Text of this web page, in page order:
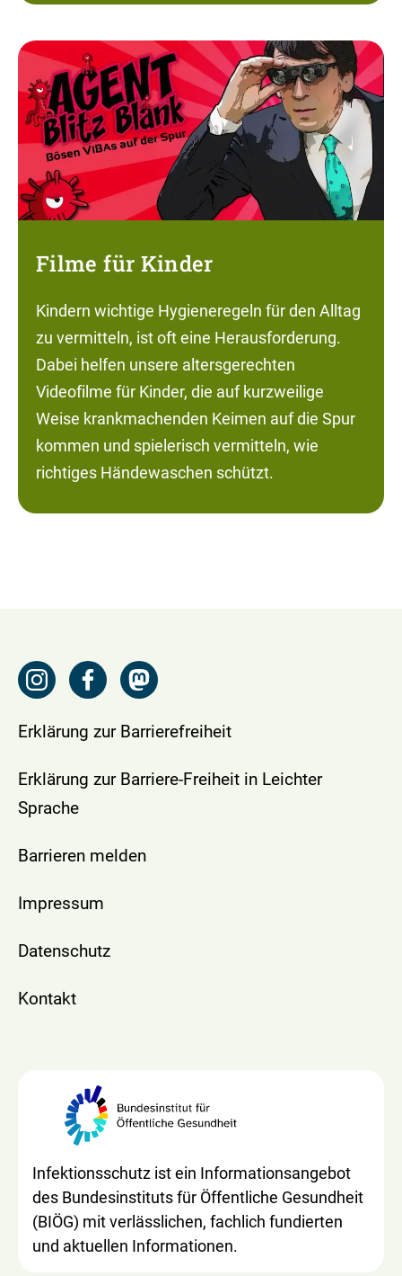
Filme für Kinder
Kindern wichtige Hygieneregeln für den Alltag
zu vermitteln, ist oft eine Herausforderung.
Dabei helfen unsere altersgerechten
Videofilme für Kinder, die auf kurzweilige
Weise krankmachenden Keimen auf die Spur
kommen und spielerisch vermitteln, wie
richtiges Händewaschen schützt.
Erklärung zur Barrierefreiheit
Erklärung zur Barriere-Freiheit in Leichter
Sprache
Barrieren melden
Impressum
Datenschutz
Kontakt
Infektionsschutz ist ein Informationsangebot
des Bundesinstituts für Öffentliche Gesundheit
(BIÖG) mit verlässlichen, fachlich fundierten
und aktuellen Informationen.